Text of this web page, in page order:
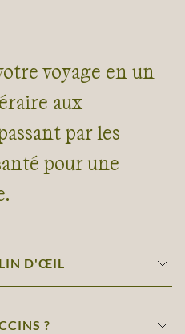
voyage en un
aux
par les
pour une
D'ŒIL
?